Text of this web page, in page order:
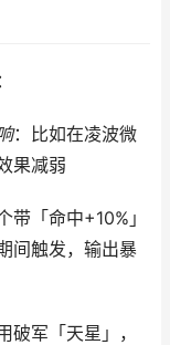
：比如在凌波微
果减弱
带「命中+10%」
间触发，输出暴
破军「天星」，